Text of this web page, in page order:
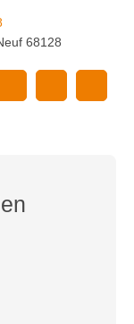
68128